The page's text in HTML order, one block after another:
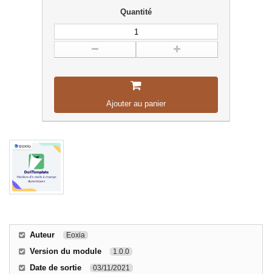
Quantité
Ajouter au panier
Auteur Eoxia
Version du module 1.0.0
Date de sortie 03/11/2021